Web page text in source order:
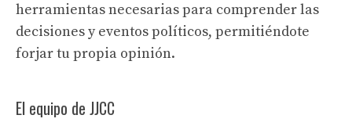
herramientas necesarias para comprender las
decisiones y eventos políticos, permitiéndote
forjar tu propia opinión.
El equipo de JJCC